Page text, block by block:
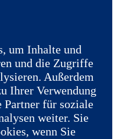
um Inhalte und
und die Zugriffe
Außerdem
Ihrer Verwendung
Partner für soziale
weiter. Sie
wenn Sie